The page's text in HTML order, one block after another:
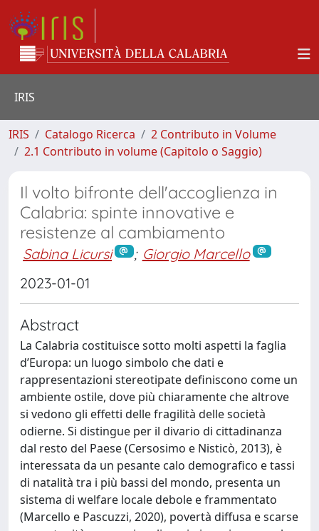
IRIS
IRIS Catalogo Ricerca
2 Contributo in Volume
2.1 Contributo in volume (Capitolo o Saggio)
Il volto bifronte dell'accoglienza in
Calabria: spinte innovative e
resistenze al cambiamento
Sabina Licursi ; Giorgio Marcello
2023-01-01
Abstract
La Calabria costituisce sotto molti aspetti la faglia
d’Europa: un luogo simbolo che dati e
rappresentazioni stereotipate definiscono come un
ambiente ostile, dove più chiaramente che altrove
si vedono gli effetti delle fragilità delle società
odierne. Si distingue per il divario di cittadinanza
dal resto del Paese (Cersosimo e Nisticò, 2013), è
interessata da un pesante calo demografico e tassi
di natalità tra i più bassi del mondo, presenta un
sistema di welfare locale debole e frammentato
(Marcello e Pascuzzi, 2020), povertà diffusa e scarse